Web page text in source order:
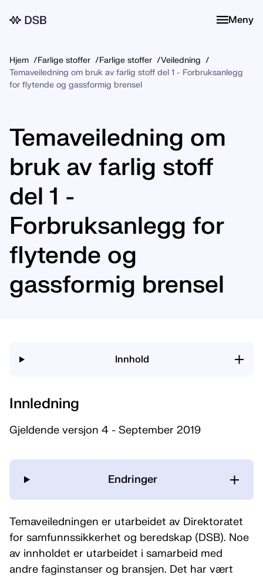
Meny
Meny
Hjem Farlige stoffer Farlige stoffer
Veiledning
Temaveiledning om bruk av farlig stoff del 1 - Forbruksanlegg
for flytende og gassformig brensel
Temaveiledning om
bruk av farlig stoff
del 1 -
Forbruksanlegg for
flytende og
gassformig brensel
Innhold
Innledning
Gjeldende versjon 4 - September 2019
Endringer
Temaveiledningen er utarbeidet av Direktoratet
for samfunnssikkerhet og beredskap (DSB). Noe
av innholdet er utarbeidet i samarbeid med
andre faginstanser og bransjen. Det har vært